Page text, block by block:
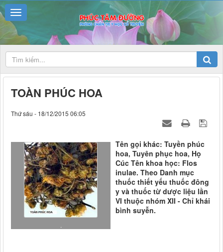
TOÀN PHÚC HOA
Thứ sáu - 18/12/2015 06:05
.
Tên gọi khác: Tuyền phúc
hoa, Tuyên phục hoa, Họ
Cúc Tên khoa học: Flos
inulae. Theo Danh mục
thuốc thiết yếu thuốc đông
y và thuốc từ dược liệu lần
VI thuộc nhóm XII - Chỉ khái
bình suyễn.